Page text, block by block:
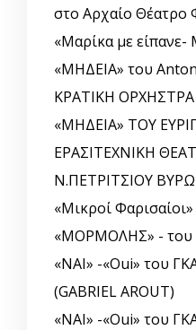
στο Αρχαίο Θέατρο
«Μαρίκα με είπανε-
«ΜΗΔΕΙΑ» του
ΚΡΑΤΙΚΗ
«ΜΗΔΕΙΑ» ΤΟΥ
ΕΡΑΣΙΤΕΧΝΙΚΗ
Ν.ΠΕΤΡΙΤΣΙΟΥ
«Μικροί
«ΜΟΡΜΟΛΗΣ» - του
«ΝΑΙ» -«Oui» του
(GABRIEL AROUT)
«ΝΑΙ» -«Oui» του